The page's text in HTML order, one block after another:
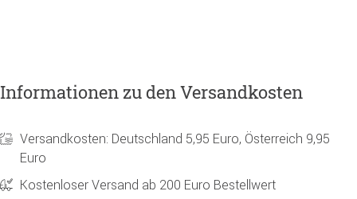
Informationen zu den Versandkosten
Versandkosten: Deutschland 5,95 Euro, Österreich 9,95
Euro
Kostenloser Versand ab 200 Euro Bestellwert